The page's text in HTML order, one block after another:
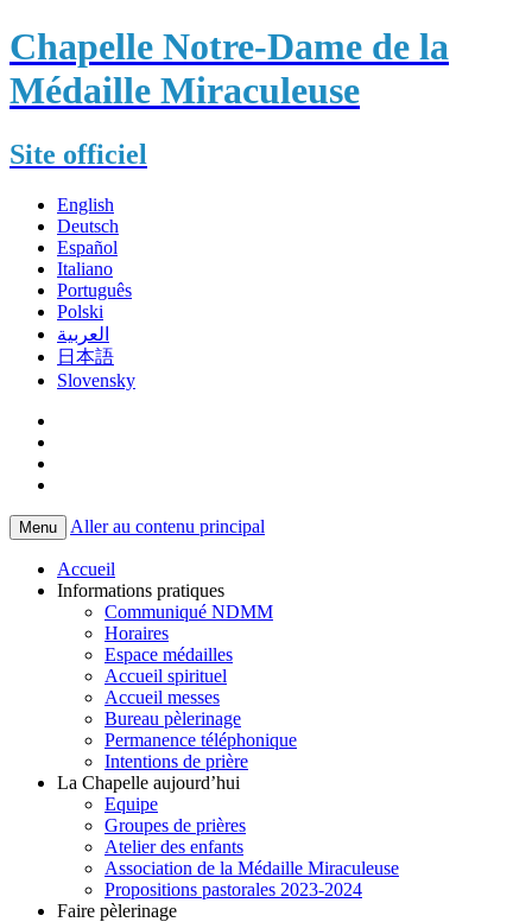
Chapelle Notre-Dame de la
Médaille Miraculeuse
Site officiel
English
Deutsch
Español
Italiano
Português
Polski
العربية
日本語
Slovensky
Menu Aller au contenu principal
Accueil
Informations pratiques
Communiqué NDMM
Horaires
Espace médailles
Accueil spirituel
Accueil messes
Bureau pèlerinage
Permanence téléphonique
Intentions de prière
La Chapelle aujourd’hui
Equipe
Groupes de prières
Atelier des enfants
Association de la Médaille Miraculeuse
Propositions pastorales 2023-2024
Faire pèlerinage